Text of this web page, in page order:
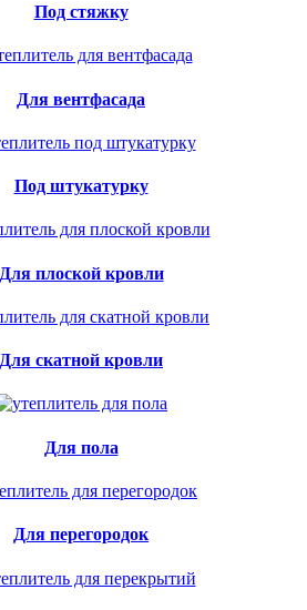
Под стяжку
Для вентфасада
Под штукатурку
Для плоской кровли
Для скатной кровли
Для пола
Для перегородок